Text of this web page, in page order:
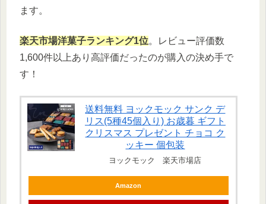
ます。
楽天市場洋菓子ランキング1位。レビュー評価数
1,600件以上あり高評価だったのが購入の決め手で
す！
送料無料 ヨックモック サンク デ
リス(5種45個入り) お歳暮 ギフト
クリスマス プレゼント チョコ ク
ッキー 個包装
ヨックモック 楽天市場店
Amazon